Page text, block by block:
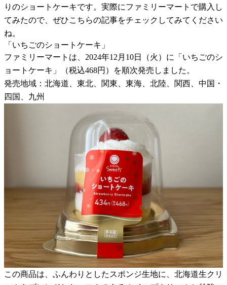
りのショートケーキです。実際にファミリーマートで購入し
てみたので、ぜひこちらの記事をチェックしてみてください
ね。
「いちごのショートケーキ」
ファミリーマートは、2024年12月10日（火）に「いちごのシ
ョートケーキ」（税込468円）を順次発売しました。
発売地域：北海道、東北、関東、東海、北陸、関西、中国・
四国、九州
この商品は、ふんわりとしたスポンジ生地に、北海道生クリ